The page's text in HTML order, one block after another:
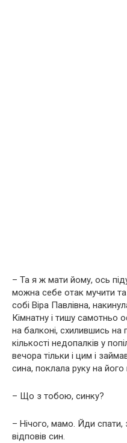
– Та я ж мати йому, ось
можна себе отак мучити
собі Віра Павлівна,
Кімнатну і тишу самотньо
на балконі, схилившись на
кількості недопалків у
вечора тільки і цим і
сина, поклала руку на його
– Що з тобою, синку?
– Нічого, мамо. Йди спати,
відповів син.